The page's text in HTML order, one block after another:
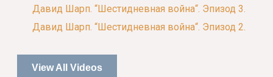
Давид Шарп. “Шестидневная война“. Эпизод 3.
Давид Шарп. “Шестидневная война“. Эпизод 2.
View All Videos